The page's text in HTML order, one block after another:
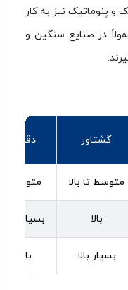
و پنوماتیک نیز به کار
در صنایع سنگین و
گشتاور دقت
متوسط تا بالا متوسط
بالا بسیار بالا
بسیار بالا بالا